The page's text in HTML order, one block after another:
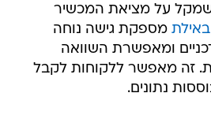
שמקל על מציאת המכשיר
מספקת גישה נוחה
ומאפשרת השוואה
זה מאפשר ללקוחות לקבל
נתונים.